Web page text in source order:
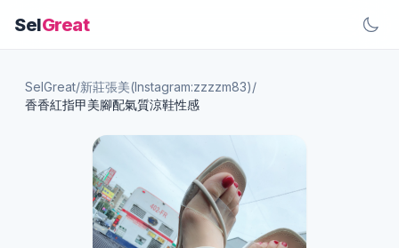
SelGreat
SelGreat/新莊張美(Instagram:zzzzm83)/
香香紅指甲美腳配氣質涼鞋性感